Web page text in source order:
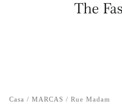
Casa / MARCAS / Rue Madam